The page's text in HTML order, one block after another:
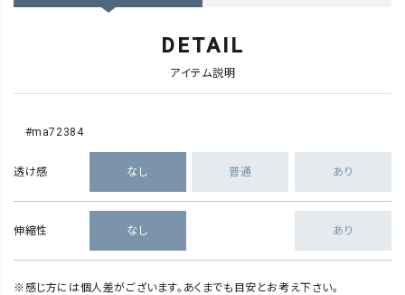
DETAIL
アイテム説明
#ma72384
透け感 なし 普通 あり
伸縮性 なし あり
※感じ方には個人差がございます。あくまでも目安とお考え下さい。